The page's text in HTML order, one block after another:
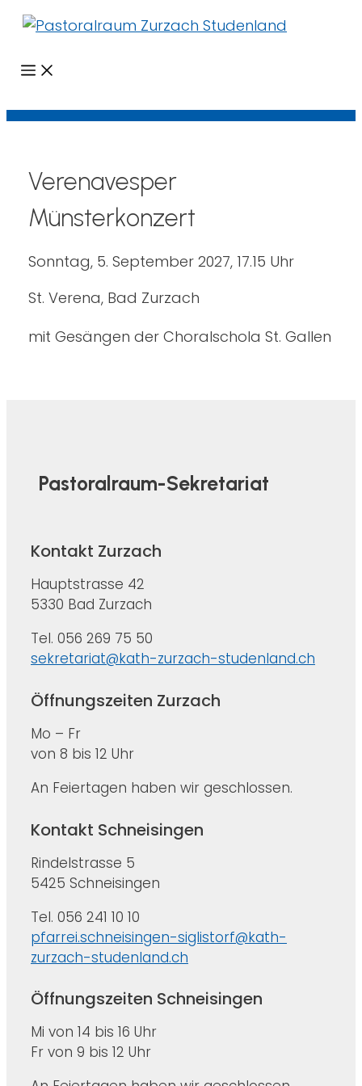
Verenavesper
Münsterkonzert
Sonntag, 5. September 2027, 17.15 Uhr
St. Verena, Bad Zurzach
mit Gesängen der Choralschola St. Gallen
Pastoralraum-Sekretariat
Kontakt Zurzach
Hauptstrasse 42
5330 Bad Zurzach
Tel. 056 269 75 50
sekretariat@kath-zurzach-studenland.ch
Öffnungszeiten Zurzach
Mo – Fr
von 8 bis 12 Uhr
An Feiertagen haben wir geschlossen.
Kontakt Schneisingen
Rindelstrasse 5
5425 Schneisingen
Tel. 056 241 10 10
pfarrei.schneisingen-siglistorf@kath-
zurzach-studenland.ch
Öffnungszeiten Schneisingen
Mi von 14 bis 16 Uhr
Fr von 9 bis 12 Uhr